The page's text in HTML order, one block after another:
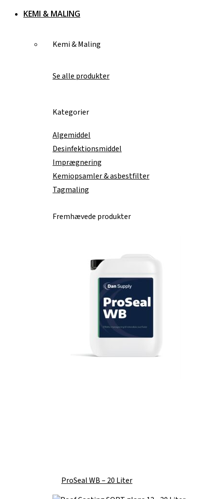
KEMI & MALING
Kemi & Maling
Se alle produkter
Kategorier
Algemiddel
Desinfektionsmiddel
Imprægnering
Kemiopsamler & asbestfilter
Tagmaling
Fremhævede produkter
ProSeal WB – 20 Liter